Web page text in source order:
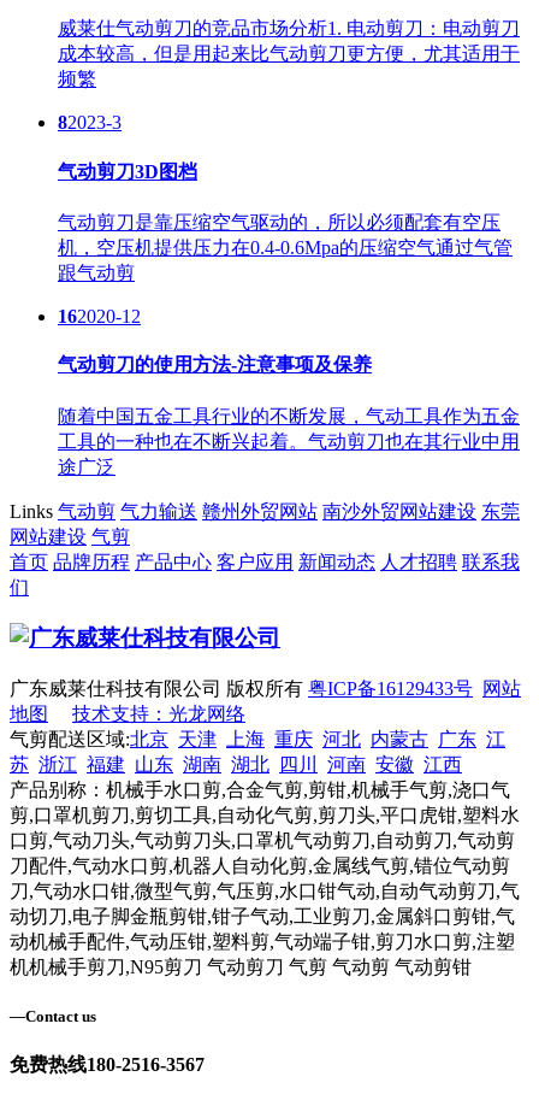
威莱仕气动剪刀的竞品市场分析1. 电动剪刀：电动剪刀
成本较高，但是用起来比气动剪刀更方便，尤其适用于
频繁
82023-3
气动剪刀3D图档
气动剪刀是靠压缩空气驱动的，所以必须配套有空压
机，空压机提供压力在0.4-0.6Mpa的压缩空气通过气管
跟气动剪
162020-12
气动剪刀的使用方法-注意事项及保养
随着中国五金工具行业的不断发展，气动工具作为五金
工具的一种也在不断兴起着。气动剪刀也在其行业中用
途广泛
Links 气动剪 气力输送 赣州外贸网站 南沙外贸网站建设 东莞
网站建设 气剪
首页 品牌历程 产品中心 客户应用 新闻动态 人才招聘 联系我
们
广东威莱仕科技有限公司 版权所有 粤ICP备16129433号 网站
地图
技术支持：光龙网络
气剪配送区域:北京 天津 上海 重庆 河北 内蒙古 广东 江
苏 浙江 福建 山东 湖南 湖北 四川 河南 安徽 江西
产品别称：机械手水口剪,合金气剪,剪钳,机械手气剪,浇口气
剪,口罩机剪刀,剪切工具,自动化气剪,剪刀头,平口虎钳,塑料水
口剪,气动刀头,气动剪刀头,口罩机气动剪刀,自动剪刀,气动剪
刀配件,气动水口剪,机器人自动化剪,金属线气剪,错位气动剪
刀,气动水口钳,微型气剪,气压剪,水口钳气动,自动气动剪刀,气
动切刀,电子脚金瓶剪钳,钳子气动,工业剪刀,金属斜口剪钳,气
动机械手配件,气动压钳,塑料剪,气动端子钳,剪刀水口剪,注塑
机机械手剪刀,N95剪刀 气动剪刀 气剪 气动剪 气动剪钳
—Contact us
免费热线180-2516-3567